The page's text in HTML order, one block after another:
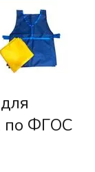
по ФГОС